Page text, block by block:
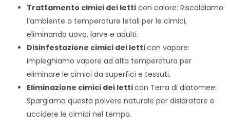
Trattamento cimici dei letti con calore: Riscaldiamo
l’ambiente a temperature letali per le cimici,
eliminando uova, larve e adulti.
Disinfestazione cimici dei letticon vapore:
Impieghiamo vapore ad alta temperatura per
eliminare le cimici da superfici e tessuti.
Eliminazione cimici dei letticon Terra di diatomee:
Spargiamo questa polvere naturale per disidratare e
uccidere le cimici nel tempo.